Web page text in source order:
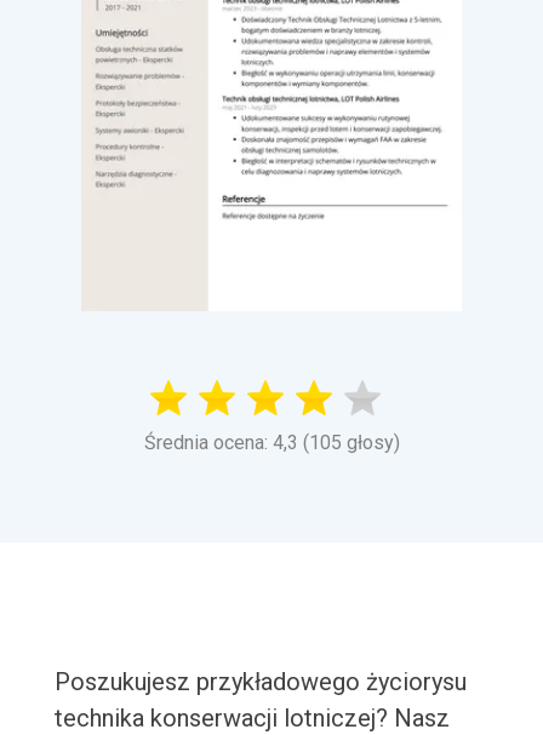
Średnia ocena: 4,3 (105 głosy)
Poszukujesz przykładowego życiorysu
technika konserwacji lotniczej? Nasz